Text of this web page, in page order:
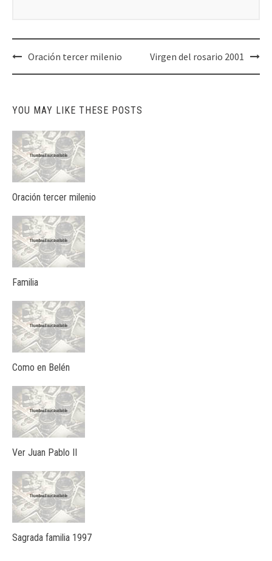
Post
navigation
Oración tercer milenio Virgen del rosario 2001
YOU MAY LIKE THESE POSTS
Oración tercer milenio
Familia
Como en Belén
Ver Juan Pablo II
Sagrada familia 1997